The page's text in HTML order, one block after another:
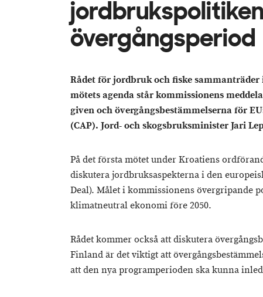
övergångsperiod
Rådet för jordbruk och fiske sammanträder
mötets agenda står kommissionens
given och övergångsbestämmelserna för
(CAP). Jord- och skogsbruksminister Jari
På det första mötet under Kroatiens
diskutera jordbruksaspekterna i den
Deal). Målet i kommissionens övergripande
klimatneutral ekonomi före 2050.
Rådet kommer också att diskutera
Finland är det viktigt att
att den nya programperioden ska kunna